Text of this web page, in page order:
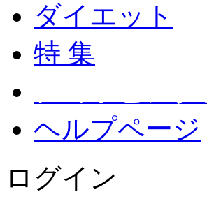
ダイエット
特 集
ヘルプページ
ログイン